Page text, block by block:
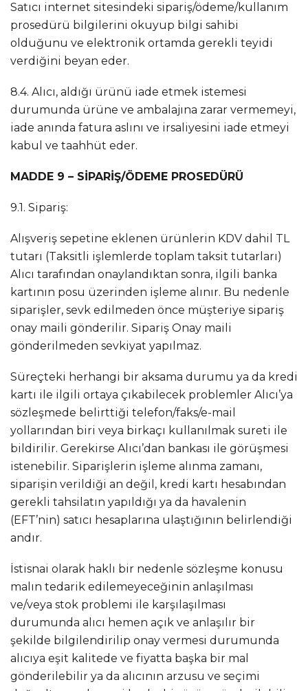
Satıcı internet sitesindeki sipariş/ödeme/kullanım
prosedürü bilgilerini okuyup bilgi sahibi
olduğunu ve elektronik ortamda gerekli teyidi
verdiğini beyan eder.
8.4. Alıcı, aldığı ürünü iade etmek istemesi
durumunda ürüne ve ambalajına zarar vermemeyi,
iade anında fatura aslını ve irsaliyesini iade etmeyi
kabul ve taahhüt eder.
MADDE 9 – SİPARİŞ/ÖDEME PROSEDÜRÜ
9.1. Sipariş:
Alışveriş sepetine eklenen ürünlerin KDV dahil TL
tutarı (Taksitli işlemlerde toplam taksit tutarları)
Alıcı tarafından onaylandıktan sonra, ilgili banka
kartının posu üzerinden işleme alınır. Bu nedenle
siparişler, sevk edilmeden önce müşteriye sipariş
onay maili gönderilir. Sipariş Onay maili
gönderilmeden sevkiyat yapılmaz.
Süreçteki herhangi bir aksama durumu ya da kredi
kartı ile ilgili ortaya çıkabilecek problemler Alıcı’ya
sözleşmede belirttiği telefon/faks/e-mail
yollarından biri veya birkaçı kullanılmak sureti ile
bildirilir. Gerekirse Alıcı’dan bankası ile görüşmesi
istenebilir. Siparişlerin işleme alınma zamanı,
siparişin verildiği an değil, kredi kartı hesabından
gerekli tahsilatın yapıldığı ya da havalenin
(EFT’nin) satıcı hesaplarına ulaştığının belirlendiği
andır.
İstisnai olarak haklı bir nedenle sözleşme konusu
malın tedarik edilemeyeceğinin anlaşılması
ve/veya stok problemi ile karşılaşılması
durumunda alıcı hemen açık ve anlaşılır bir
şekilde bilgilendirilip onay vermesi durumunda
alıcıya eşit kalitede ve fiyatta başka bir mal
gönderilebilir ya da alıcının arzusu ve seçimi